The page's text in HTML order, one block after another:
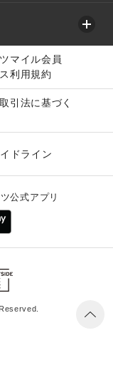
マイル会員
利用規約
引法に基づく
ドライン
公式アプリ